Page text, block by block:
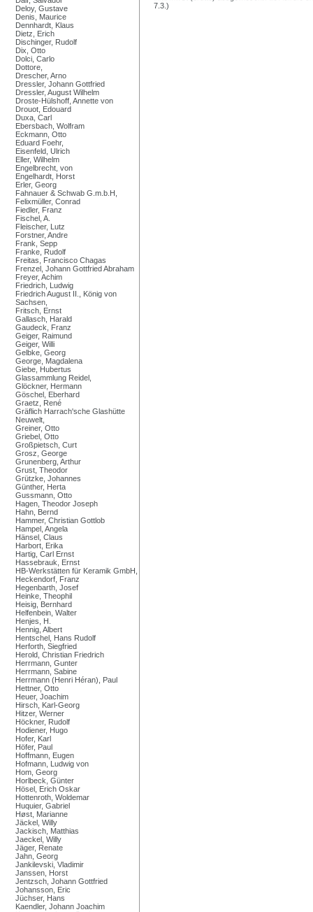
Deloy, Gustave
Denis, Maurice
Dennhardt, Klaus
Dietz, Erich
Dischinger, Rudolf
Dix, Otto
Dolci, Carlo
Dottore,
Drescher, Arno
Dressler, Johann Gottfried
Dressler, August Wilhelm
Droste-Hülshoff, Annette von
Drouot, Edouard
Duxa, Carl
Ebersbach, Wolfram
Eckmann, Otto
Eduard Foehr,
Eisenfeld, Ulrich
Eller, Wilhelm
Engelbrecht, von
Engelhardt, Horst
Erler, Georg
Fahnauer & Schwab G.m.b.H,
Felixmüller, Conrad
Fiedler, Franz
Fischel, A.
Fleischer, Lutz
Forstner, Andre
Frank, Sepp
Franke, Rudolf
Freitas, Francisco Chagas
Frenzel, Johann Gottfried Abraham
Freyer, Achim
Friedrich, Ludwig
Friedrich August II., König von
Sachsen,
Fritsch, Ernst
Gallasch, Harald
Gaudeck, Franz
Geiger, Raimund
Geiger, Willi
Gelbke, Georg
George, Magdalena
Giebe, Hubertus
Glassammlung Reidel,
Glöckner, Hermann
Göschel, Eberhard
Graetz, René
Gräflich Harrach'sche Glashütte
Neuwelt,
Greiner, Otto
Griebel, Otto
Großpietsch, Curt
Grosz, George
Grunenberg, Arthur
Grust, Theodor
Grützke, Johannes
Günther, Herta
Gussmann, Otto
Hagen, Theodor Joseph
Hahn, Bernd
Hammer, Christian Gottlob
Hampel, Angela
Hänsel, Claus
Harbort, Erika
Hartig, Carl Ernst
Hassebrauk, Ernst
HB-Werkstätten für Keramik GmbH,
Heckendorf, Franz
Hegenbarth, Josef
Heinke, Theophil
Heisig, Bernhard
Helfenbein, Walter
Henjes, H.
Hennig, Albert
Hentschel, Hans Rudolf
Herforth, Siegfried
Herold, Christian Friedrich
Herrmann, Gunter
Herrmann, Sabine
Herrmann (Henri Héran), Paul
Hettner, Otto
Heuer, Joachim
Hirsch, Karl-Georg
Hitzer, Werner
Höckner, Rudolf
Hodiener, Hugo
Hofer, Karl
Höfer, Paul
Hoffmann, Eugen
Hofmann, Ludwig von
Hom, Georg
Horlbeck, Günter
Hösel, Erich Oskar
Hottenroth, Woldemar
Huquier, Gabriel
Høst, Marianne
Jäckel, Willy
Jackisch, Matthias
Jaeckel, Willy
Jäger, Renate
Jahn, Georg
Jankilevski, Vladimir
Janssen, Horst
Jentzsch, Johann Gottfried
Johansson, Eric
Jüchser, Hans
Kaendler, Johann Joachim
7.3.)